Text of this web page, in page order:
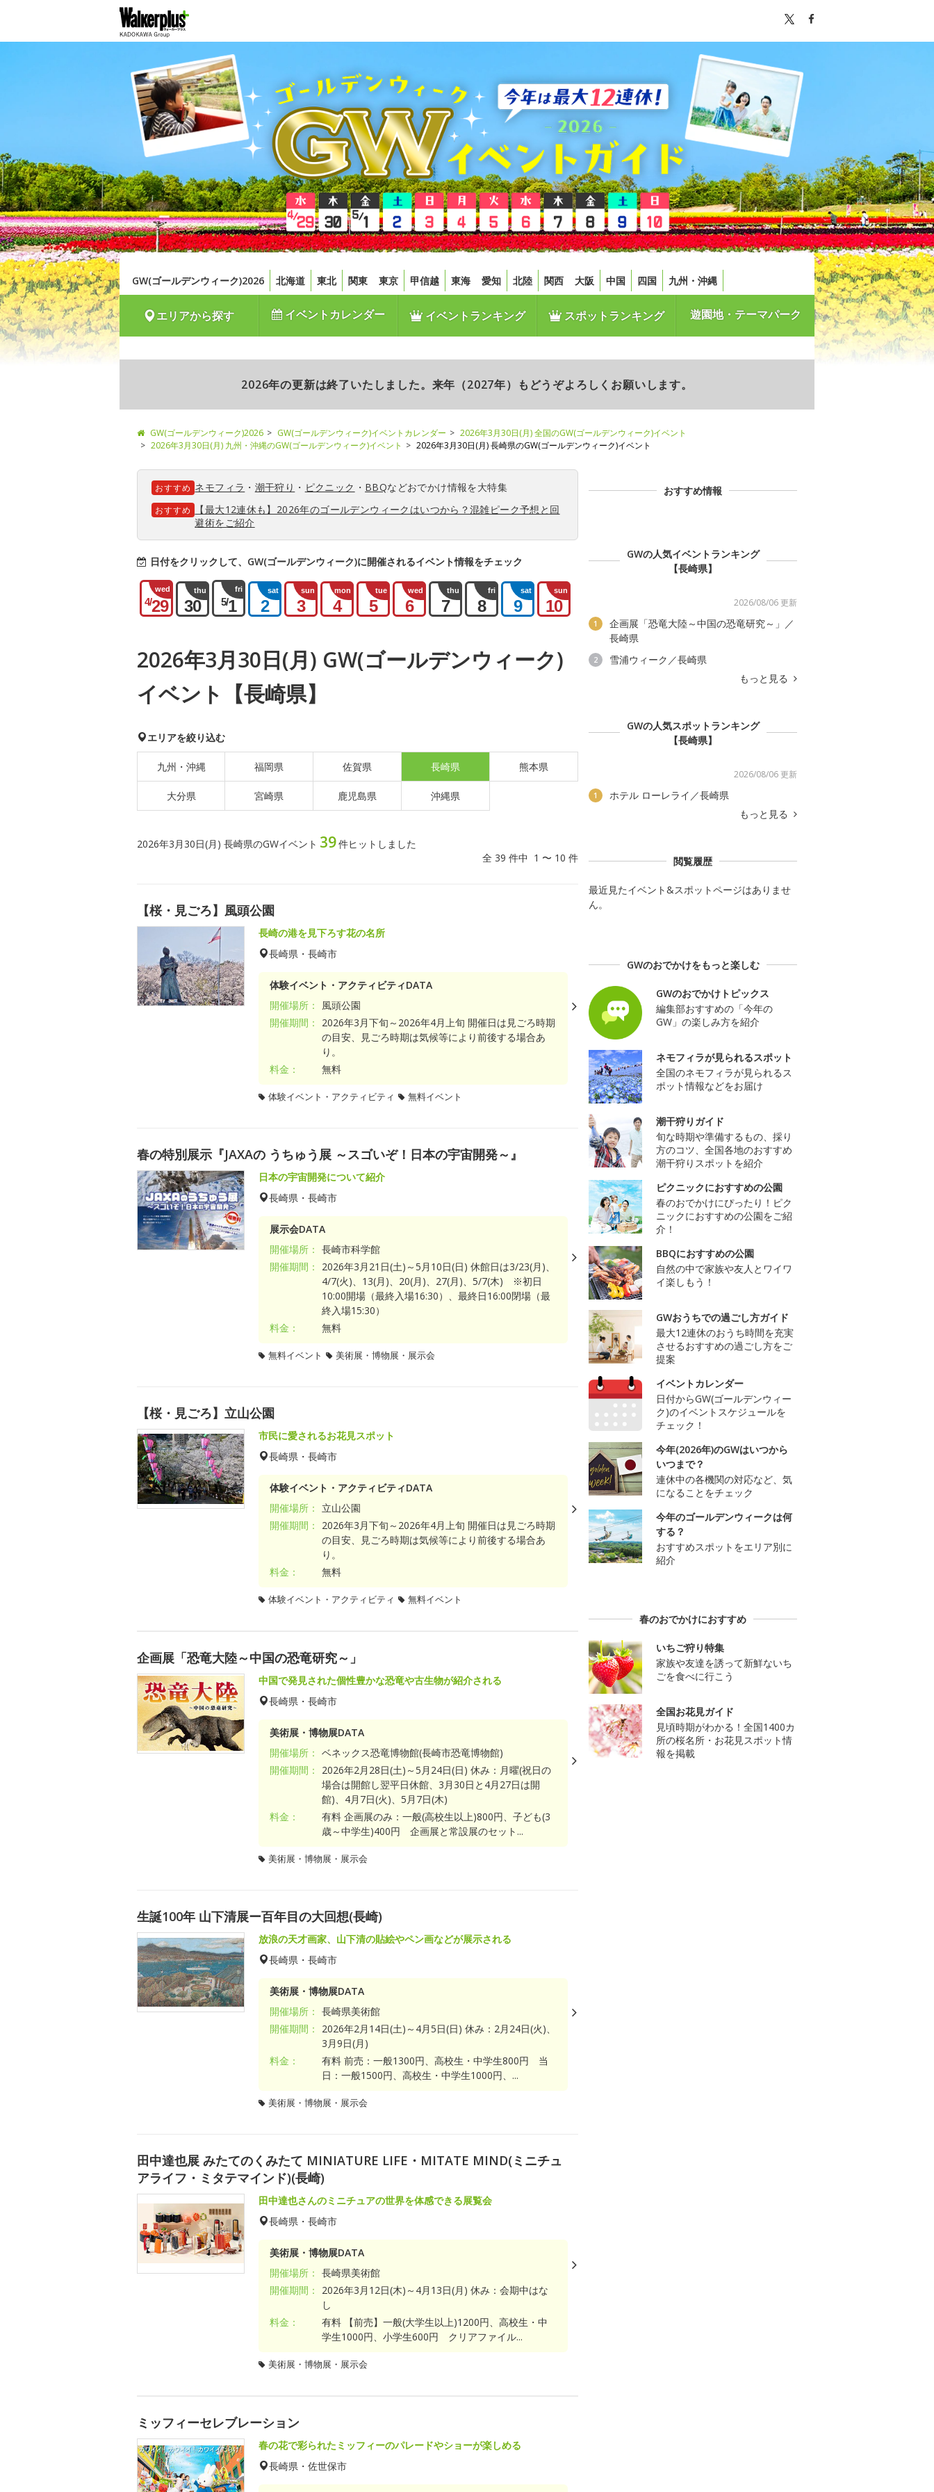
GW(ゴールデンウィーク)2026 北海道 東北 関東 東京 甲信越 東海 愛知 北陸 関西 大阪 中国 四国 九州・沖縄
エリアから探す イベントカレンダー イベントランキング スポットランキング 遊園地・テーマパーク
2026年の更新は終了いたしました。来年（2027年）もどうぞよろしくお願いします。
GW(ゴールデンウィーク)2026 GW(ゴールデンウィーク)イベントカレンダー
2026年3月30日(月) 全国のGW(ゴールデンウィーク)イベント
2026年3月30日(月) 九州・沖縄のGW(ゴールデンウィーク)イベント
2026年3月30日(月) 長崎県のGW(ゴールデンウィーク)イベント
おすすめ ネモフィラ ・ 潮干狩り ・ ピクニック ・ BBQなどおでかけ情報を大特集
おすすめ
【最大12連休も】2026年のゴールデンウィークはいつから？混雑ピーク予想と回
避術をご紹介
日付をクリックして、GW(ゴールデンウィーク)に開催されるイベント情報をチェック
wed
4/29
thu
30
fri
5/1
sat
2
sun
3
mon
4
tue
5
wed
6
thu
7
fri
8
sat
9
sun
10
2026年3月30日(月) GW(ゴールデンウィーク)
イベント【長崎県】
エリアを絞り込む
九州・沖縄 福岡県 佐賀県 長崎県 熊本県
大分県 宮崎県 鹿児島県 沖縄県
2026年3月30日(月) 長崎県のGWイベント 39件ヒットしました
全 39 件中 1 〜 10 件
【桜・見ごろ】風頭公園
長崎の港を見下ろす花の名所
長崎県・長崎市
体験イベント・アクティビティDATA
開催場所：
風頭公園
開催期間：
2026年3月下旬～2026年4月上旬 開催日は見ごろ時期
の目安、見ごろ時期は気候等により前後する場合あ
り。
料金：
無料
体験イベント・アクティビティ 無料イベント
春の特別展示『JAXAの うちゅう展 ～スゴいぞ！日本の宇宙開発～』
日本の宇宙開発について紹介
長崎県・長崎市
展示会DATA
開催場所： 長崎市科学館
開催期間：
2026年3月21日(土)～5月10日(日) 休館日は3/23(月)、
4/7(火)、13(月)、20(月)、27(月)、5/7(木) ※初日
10:00開場（最終入場16:30）、最終日16:00閉場（最
終入場15:30）
料金：
無料
無料イベント 美術展・博物展・展示会
【桜・見ごろ】立山公園
市民に愛されるお花見スポット
長崎県・長崎市
体験イベント・アクティビティDATA
開催場所：
立山公園
開催期間：
2026年3月下旬～2026年4月上旬 開催日は見ごろ時期
の目安、見ごろ時期は気候等により前後する場合あ
り。
料金：
無料
体験イベント・アクティビティ 無料イベント
企画展「恐竜大陸～中国の恐竜研究～」
中国で発見された個性豊かな恐竜や古生物が紹介される
長崎県・長崎市
美術展・博物展DATA
開催場所： ベネックス恐竜博物館(長崎市恐竜博物館)
開催期間：
2026年2月28日(土)～5月24日(日) 休み：月曜(祝日の
場合は開館し翌平日休館、3月30日と4月27日は開
館)、4月7日(火)、5月7日(木)
料金：
有料 企画展のみ：一般(高校生以上)800円、子ども(3
歳～中学生)400円 企画展と常設展のセット...
美術展・博物展・展示会
生誕100年 山下清展ー百年目の大回想(長崎)
放浪の天才画家、山下清の貼絵やペン画などが展示される
長崎県・長崎市
美術展・博物展DATA
開催場所： 長崎県美術館
開催期間：
2026年2月14日(土)～4月5日(日) 休み：2月24日(火)、
3月9日(月)
料金：
有料 前売：一般1300円、高校生・中学生800円 当
日：一般1500円、高校生・中学生1000円、...
美術展・博物展・展示会
田中達也展 みたてのくみたて MINIATURE LIFE・MITATE MIND(ミニチュ
アライフ・ミタテマインド)(長崎)
田中達也さんのミニチュアの世界を体感できる展覧会
長崎県・長崎市
美術展・博物展DATA
開催場所： 長崎県美術館
開催期間：
2026年3月12日(木)～4月13日(月) 休み：会期中はな
し
料金：
有料 【前売】一般(大学生以上)1200円、高校生・中
学生1000円、小学生600円 クリアファイル...
美術展・博物展・展示会
ミッフィーセレブレーション
春の花で彩られたミッフィーのパレードやショーが楽しめる
長崎県・佐世保市
おすすめ情報
GWの人気イベントランキング
【長崎県】
2026/08/06 更新
1
企画展「恐竜大陸～中国の恐竜研究～」／
長崎県
2
雪浦ウィーク／長崎県
もっと見る
GWの人気スポットランキング
【長崎県】
2026/08/06 更新
1
ホテル ローレライ／長崎県
もっと見る
閲覧履歴
最近見たイベント&スポットページはありませ
ん。
GWのおでかけをもっと楽しむ
GWのおでかけトピックス
編集部おすすめの「今年の
GW」の楽しみ方を紹介
ネモフィラが見られるスポット
全国のネモフィラが見られるス
ポット情報などをお届け
潮干狩りガイド
旬な時期や準備するもの、採り
方のコツ、全国各地のおすすめ
潮干狩りスポットを紹介
ピクニックにおすすめの公園
春のおでかけにぴったり！ピク
ニックにおすすめの公園をご紹
介！
BBQにおすすめの公園
自然の中で家族や友人とワイワ
イ楽しもう！
GWおうちでの過ごし方ガイド
最大12連休のおうち時間を充実
させるおすすめの過ごし方をご
提案
イベントカレンダー
日付からGW(ゴールデンウィー
ク)のイベントスケジュールを
チェック！
今年(2026年)のGWはいつから
いつまで？
連休中の各機関の対応など、気
になることをチェック
今年のゴールデンウィークは何
する？
おすすめスポットをエリア別に
紹介
春のおでかけにおすすめ
いちご狩り特集
家族や友達を誘って新鮮ないち
ごを食べに行こう
全国お花見ガイド
見頃時期がわかる！全国1400カ
所の桜名所・お花見スポット情
報を掲載